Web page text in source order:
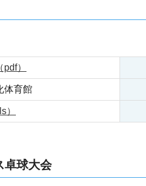
）
体育館
）
卓球大会